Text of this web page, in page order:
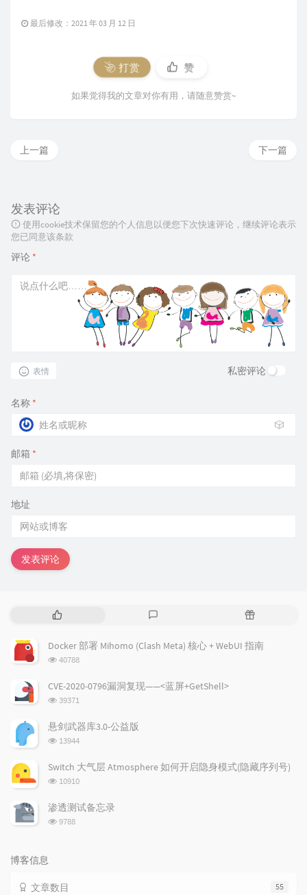
最后修改：2021 年 03 月 12 日
打赏 赞
如果觉得我的文章对你有用，请随意赞赏~
下一篇
上一篇
发表评论
使用cookie技术保留您的个人信息以便您下次快速评论，继续评论表示
您已同意该条款
评论 *
表情 私密评论
名称 *
🎲
邮箱 *
地址
发表评论
热
文
评
随
文
章
Docker 部署 Mihomo (Clash Meta) 核心 + WebUI 指南
浏
次
40788
CVE-2020-0796漏洞复现——<蓝屏+GetShell>
浏
次
数:
39371
悬剑武器库3.0-公益版
浏
次
13944
Switch 大气层 Atmosphere 如何开启隐身模式(隐藏序列号)
浏
次
数:
10910
渗透测试备忘录
浏
9788
博客信息
55
文章数目